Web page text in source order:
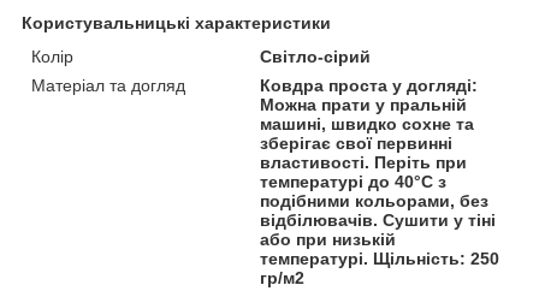
Користувальницькі характеристики
Колір
Світло-сірий
Матеріал та догляд
Ковдра проста у догляді:
Можна прати у пральній
машині, швидко сохне та
зберігає свої первинні
властивості. Періть при
температурі до 40°С з
подібними кольорами, без
відбілювачів. Сушити у тіні
або при низькій
температурі. Щільність: 250
гр/м2